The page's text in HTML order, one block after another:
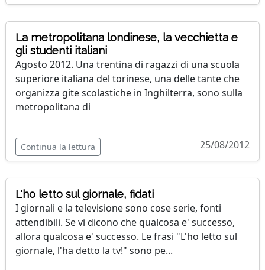
La metropolitana londinese, la vecchietta e
gli studenti italiani
Agosto 2012. Una trentina di ragazzi di una scuola
superiore italiana del torinese, una delle tante che
organizza gite scolastiche in Inghilterra, sono sulla
metropolitana di
Continua la lettura 25/08/2012
L'ho letto sul giornale, fidati
I giornali e la televisione sono cose serie, fonti
attendibili. Se vi dicono che qualcosa e' successo,
allora qualcosa e' successo. Le frasi "L'ho letto sul
giornale, l'ha detto la tv!" sono pe...